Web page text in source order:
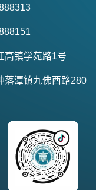
高镇学苑路1号
落潭镇九佛西路280